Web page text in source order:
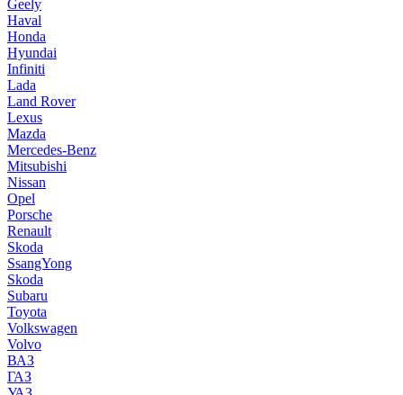
Geely
Haval
Honda
Hyundai
Infiniti
Lada
Land Rover
Lexus
Mazda
Mercedes-Benz
Mitsubishi
Nissan
Opel
Porsche
Renault
Skoda
SsangYong
Skoda
Subaru
Toyota
Volkswagen
Volvo
ВАЗ
ГАЗ